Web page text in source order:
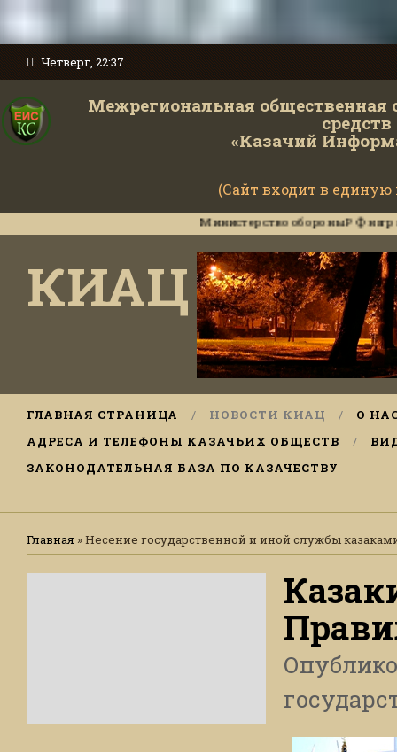
Четверг, 22:37
Межрегиональная общественная
«Казачий
(Сайт входит в
Министерство обороны РФ наградило
КИАЦ
ГЛАВНАЯ СТРАНИЦА НОВОСТИ КИАЦ
О
АДРЕСА И ТЕЛЕФОНЫ КАЗАЧЬИХ ОБЩЕСТВ
ЗАКОНОДАТЕЛЬНАЯ БАЗА ПО КАЗАЧЕСТВУ
Главная »Несение государственной и иной службы